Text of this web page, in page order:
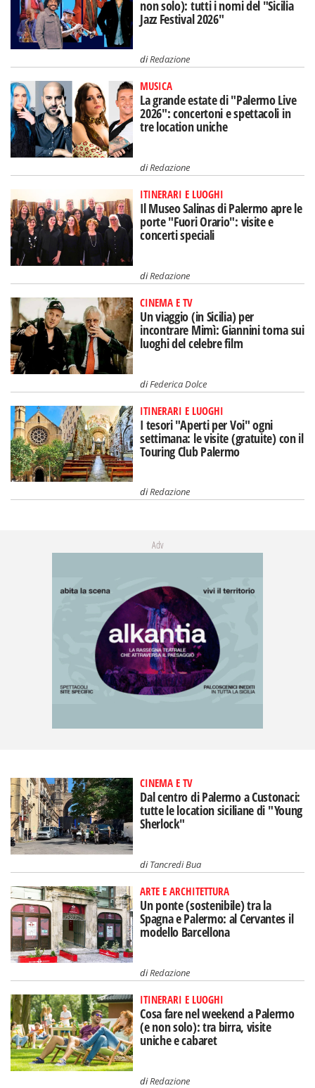
non solo): tutti i nomi del "Sicilia
Jazz Festival 2026"
diRedazione
MUSICA
La grande estate di "Palermo Live
2026": concertoni e spettacoli in
tre location uniche
diRedazione
ITINERARI E LUOGHI
Il Museo Salinas di Palermo apre le
porte "Fuori Orario": visite e
concerti speciali
diRedazione
CINEMA E TV
Un viaggio (in Sicilia) per
incontrare Mimì: Giannini torna sui
luoghi del celebre film
diFederica Dolce
ITINERARI E LUOGHI
I tesori "Aperti per Voi" ogni
settimana: le visite (gratuite) con il
Touring Club Palermo
diRedazione
Adv
CINEMA E TV
Dal centro di Palermo a Custonaci:
tutte le location siciliane di "Young
Sherlock"
diTancredi Bua
ARTE E ARCHITETTURA
Un ponte (sostenibile) tra la
Spagna e Palermo: al Cervantes il
modello Barcellona
diRedazione
ITINERARI E LUOGHI
Cosa fare nel weekend a Palermo
(e non solo): tra birra, visite
uniche e cabaret
diRedazione